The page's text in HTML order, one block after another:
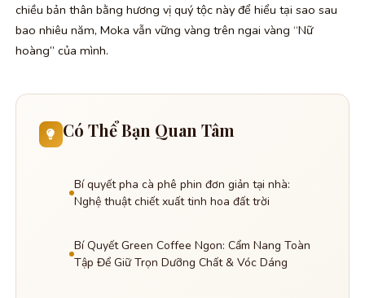
chiều bản thân bằng hương vị quý tộc này để hiểu tại sao sau
bao nhiêu năm, Moka vẫn vững vàng trên ngai vàng “Nữ
hoàng” của mình.
Có Thể Bạn Quan Tâm
Bí quyết pha cà phê phin đơn giản tại nhà:
Nghệ thuật chiết xuất tinh hoa đất trời
Bí Quyết Green Coffee Ngon: Cẩm Nang Toàn
Tập Để Giữ Trọn Dưỡng Chất & Vóc Dáng